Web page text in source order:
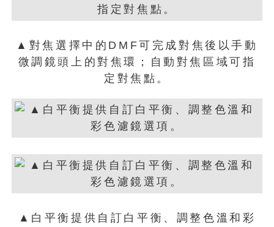
▲對焦選擇中的DMF可完成對焦後以手動
微調鏡頭上的對焦環；自動對焦區域可指
定對焦點。
▲白平衡提供自訂白平衡、調整色溫和彩